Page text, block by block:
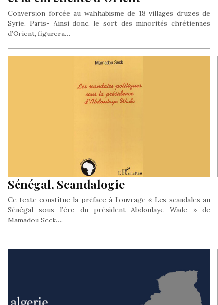
Conversion forcée au wahhabisme de 18 villages druzes de
Syrie. Paris- Ainsi donc, le sort des minorités chrétiennes
d’Orient, figurera…
Sénégal, Scandalogie
Ce texte constitue la préface à l’ouvrage « Les scandales au
Sénégal sous l’ère du président Abdoulaye Wade » de
Mamadou Seck….